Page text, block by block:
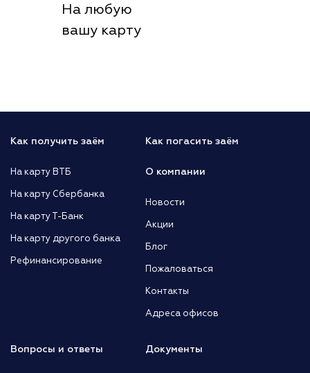
На любую
вашу карту
Как получить заём
На карту ВТБ
На карту Сбербанка
На карту Т-Банк
На карту другого банка
Рефинансирование
Как погасить заём
О компании
Новости
Акции
Блог
Пожаловаться
Контакты
Адреса офисов
Вопросы и ответы Документы